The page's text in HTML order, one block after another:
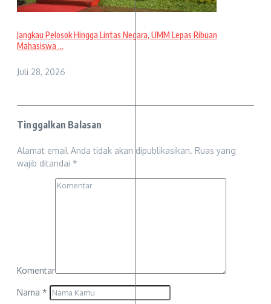
Jangkau Pelosok Hingga Lintas Negara, UMM Lepas Ribuan
Mahasiswa ...
Juli 28, 2026
Tinggalkan Balasan
Alamat email Anda tidak akan dipublikasikan. Ruas yang
wajib ditandai *
Komentar
Nama *